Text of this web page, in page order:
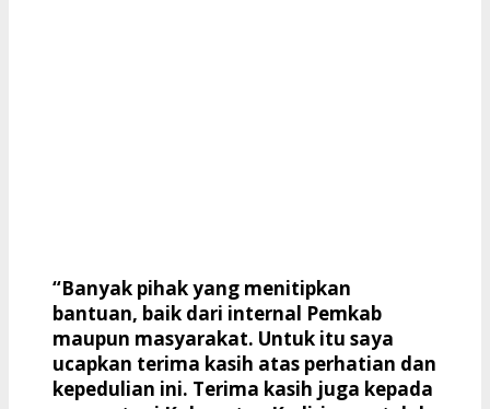
“Banyak pihak yang menitipkan
bantuan, baik dari internal Pemkab
maupun masyarakat. Untuk itu saya
ucapkan terima kasih atas perhatian dan
kepedulian ini. Terima kasih juga kepada